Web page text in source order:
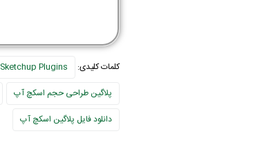
کلمات کلیدی: Sketchup Plugins
پلاگین طراحی حجم اسکچ آپ
دانلود فایل پلاگین اسکچ آپ